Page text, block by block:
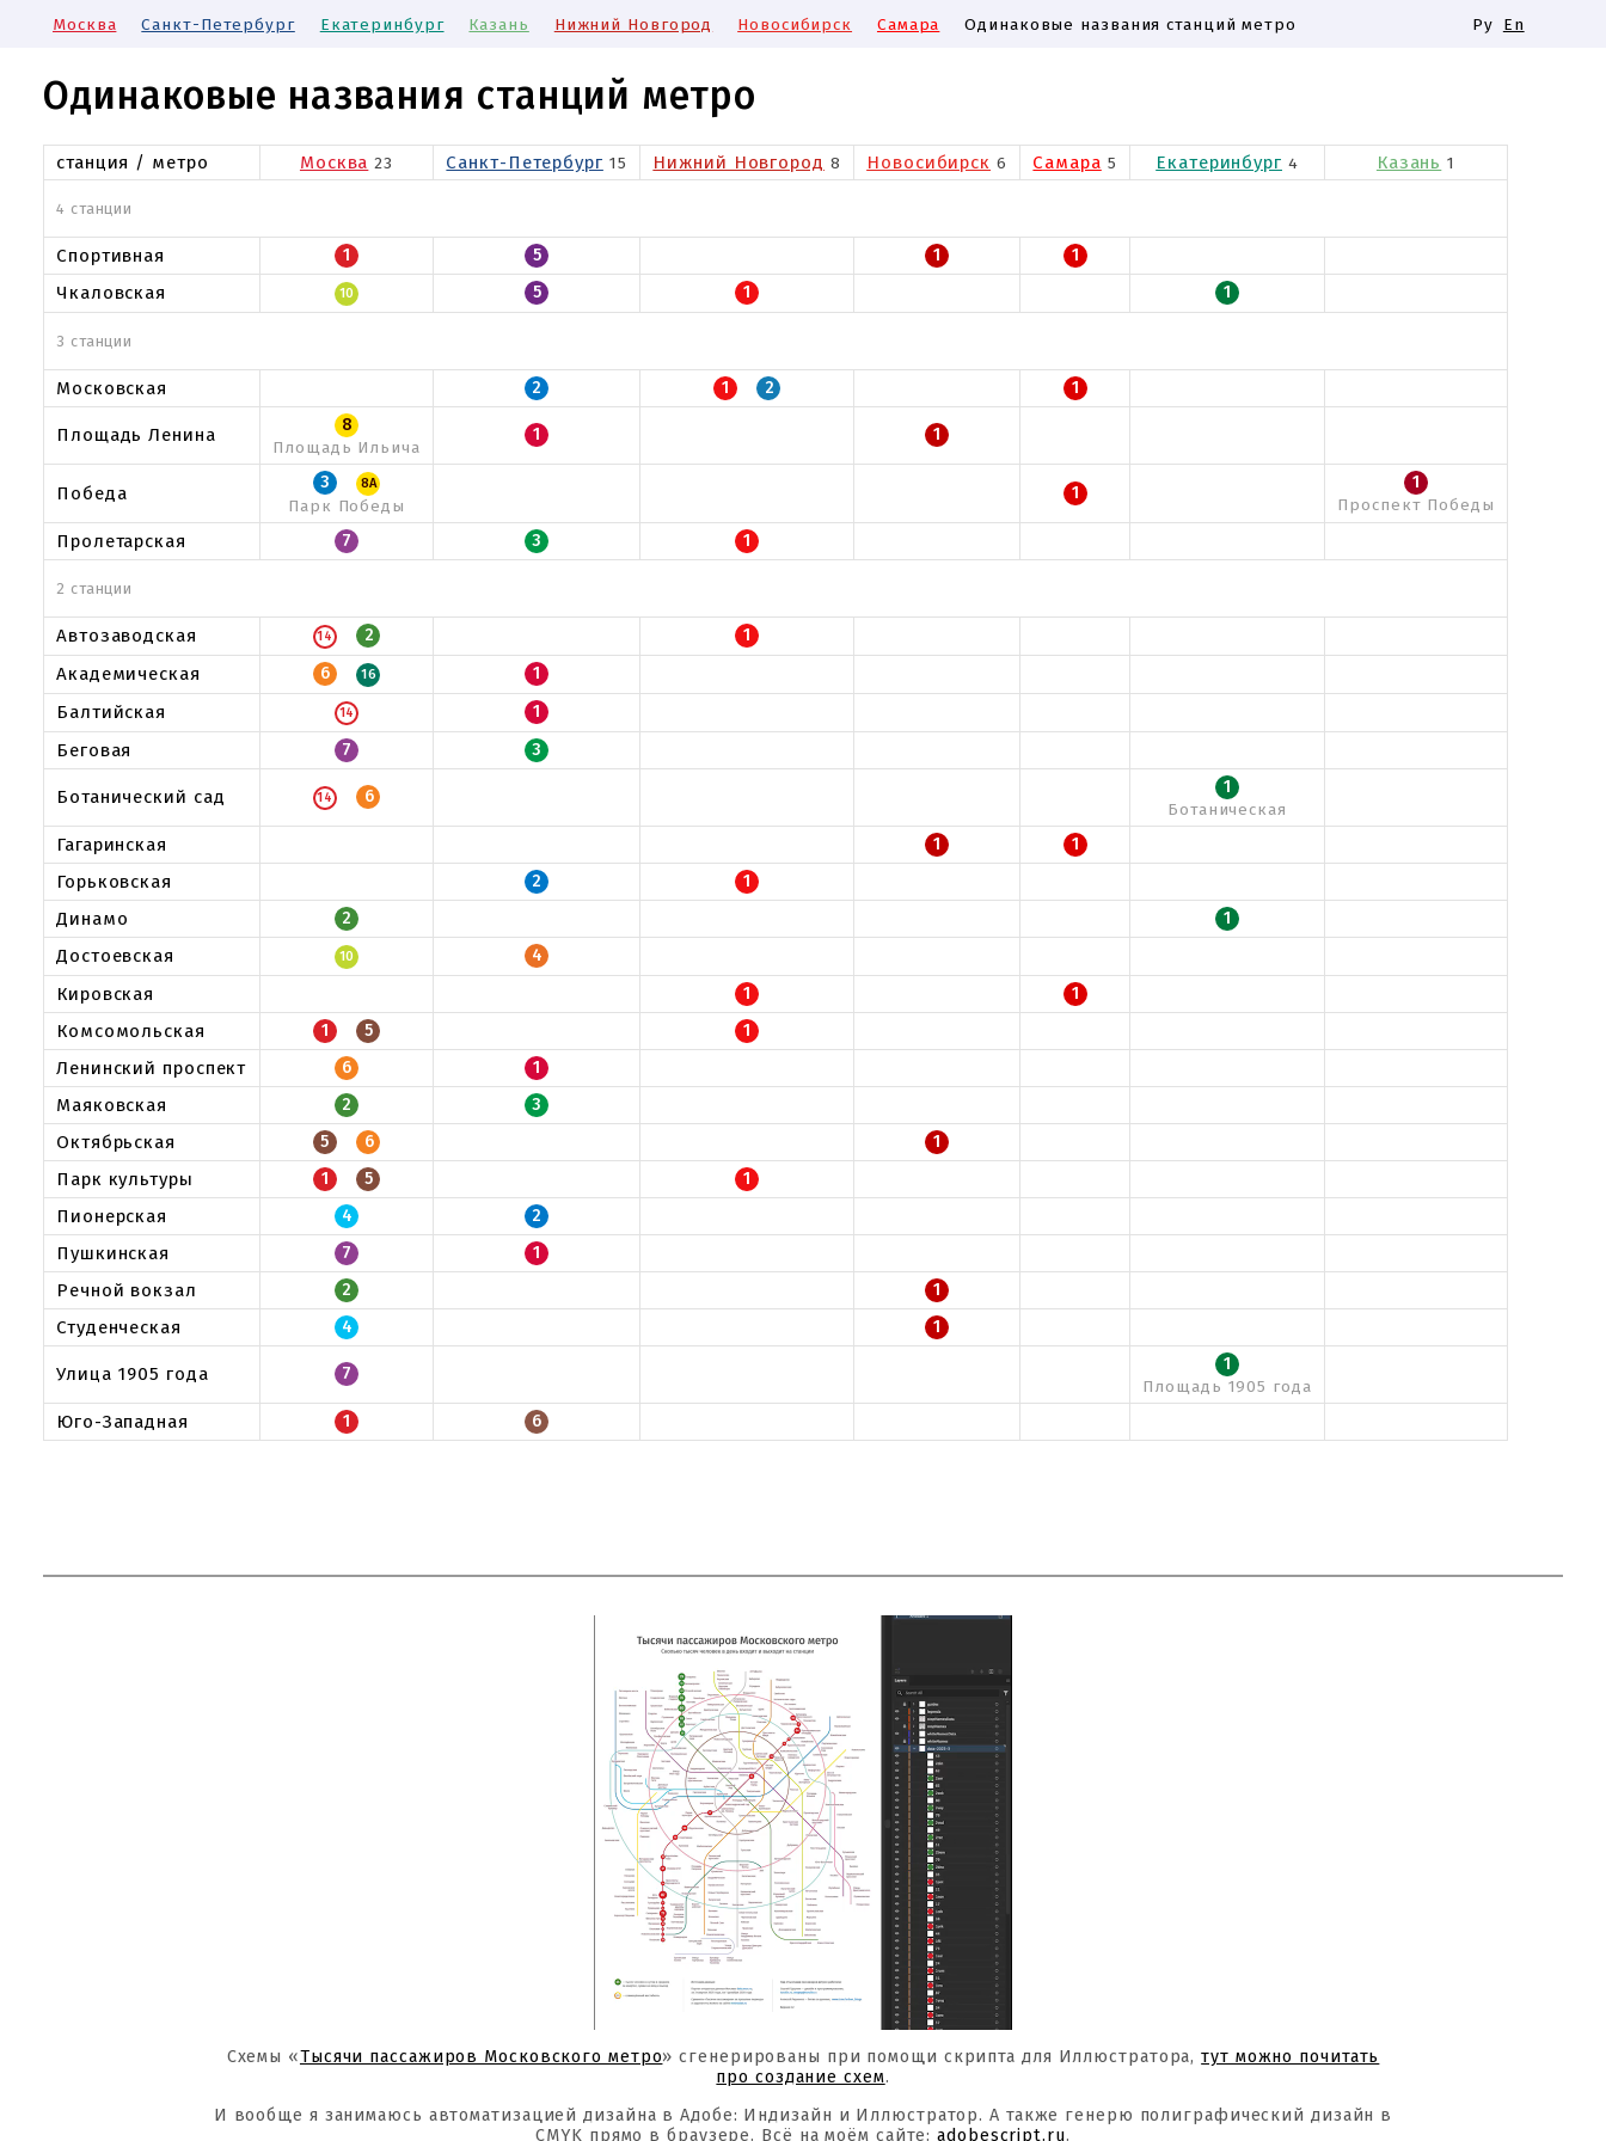
Москва Санкт-Петербург Екатеринбург Казань Нижний Новгород Новосибирск Самара Одинаковые названия станций метро Ру En
Одинаковые названия станций метро
станция / метро Москва 23 Санкт-Петербург 15 Нижний Новгород 8 Новосибирск 6 Самара 5 Екатеринбург 4 Казань 1
4 станции
Спортивная 1 5 1 1
Чкаловская 10 5 1 1
3 станции
Московская 2 1 2 1
Площадь Ленина
8
Площадь Ильича
1 1
Победа
3 8A
Парк Победы
1
1
Проспект Победы
Пролетарская 7 3 1
2 станции
Автозаводская 14 2 1
Академическая 6 16 1
Балтийская 14 1
Беговая 7 3
Ботанический сад 14 6
1
Ботаническая
Гагаринская 1 1
Горьковская 2 1
Динамо 2 1
Достоевская 10 4
Кировская 1 1
Комсомольская 1 5 1
Ленинский проспект 6 1
Маяковская 2 3
Октябрьская 5 6 1
Парк культуры 1 5 1
Пионерская 4 2
Пушкинская 7 1
Речной вокзал 2 1
Студенческая 4 1
Улица 1905 года 7
1
Площадь 1905 года
Юго-Западная 1 6
Схемы «Тысячи пассажиров Московского метро» сгенерированы при помощи скрипта для Иллюстратора,тут можно почитать
про создание схем.
И вообще я занимаюсь автоматизацией дизайна в Адобе: Индизайн и Иллюстратор. А также генерю полиграфический дизайн в
CMYK прямо в браузере. Всё на моём сайте:adobescript.ru.